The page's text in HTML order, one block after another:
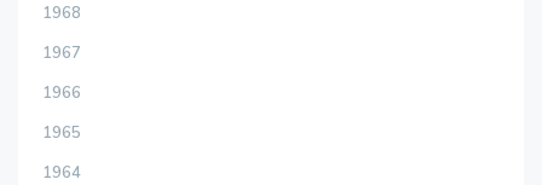
1968
1967
1966
1965
1964